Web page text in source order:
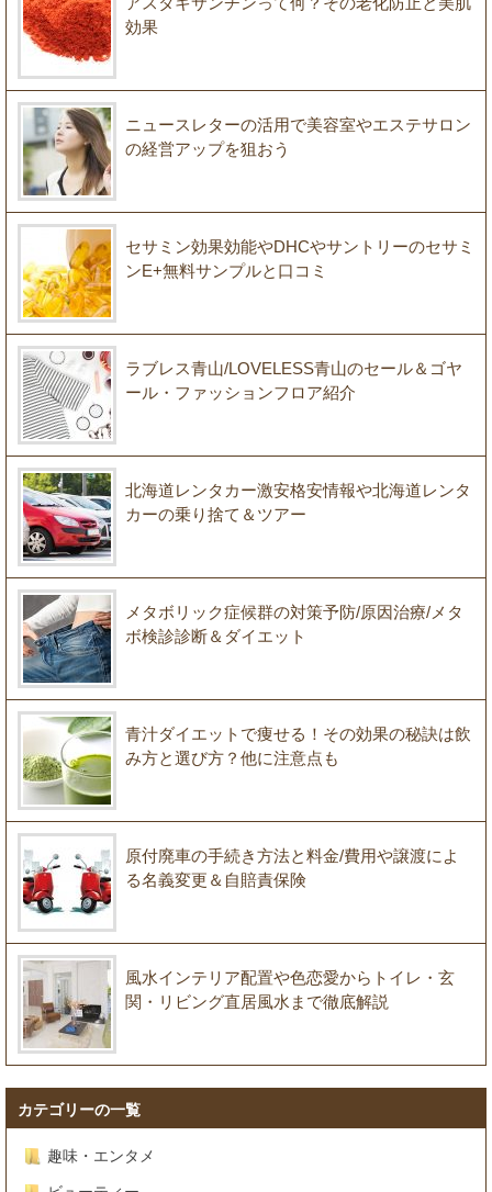
効果
ニュースレターの活用で美容室やエステサロン
の経営アップを狙おう
セサミン効果効能やDHCやサントリーのセサミ
ンE+無料サンプルと口コミ
ラブレス青山/LOVELESS青山のセール＆ゴヤ
ール・ファッションフロア紹介
北海道レンタカー激安格安情報や北海道レンタ
カーの乗り捨て＆ツアー
メタボリック症候群の対策予防/原因治療/メタ
ボ検診診断＆ダイエット
青汁ダイエットで痩せる！その効果の秘訣は飲
み方と選び方？他に注意点も
原付廃車の手続き方法と料金/費用や譲渡によ
る名義変更＆自賠責保険
風水インテリア配置や色恋愛からトイレ・玄
関・リビング直居風水まで徹底解説
カテゴリーの一覧
趣味・エンタメ